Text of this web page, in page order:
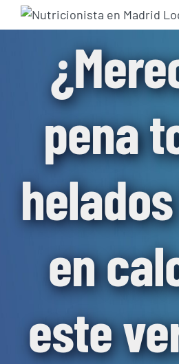
Skip
to
pena
en
este